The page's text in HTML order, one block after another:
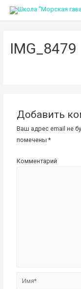
IMG_8479
Добавить
Ваш адрес email не
помечены*
Комментарий
Имя*